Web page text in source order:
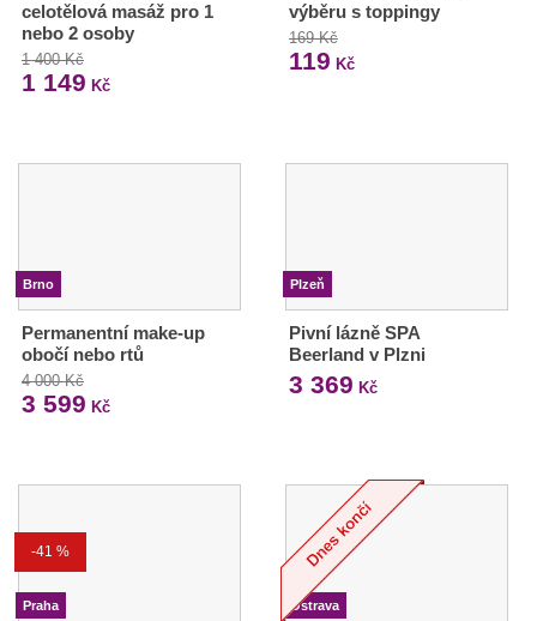
celotělová masáž pro 1
nebo 2 osoby
1 400 Kč
1 149 Kč
výběru s toppingy
169 Kč
119 Kč
Brno
Permanentní make-up
obočí nebo rtů
4 000 Kč
3 599 Kč
Plzeň
Pivní lázně SPA
Beerland v Plzni
3 369 Kč
-41 %
Praha Ostrava